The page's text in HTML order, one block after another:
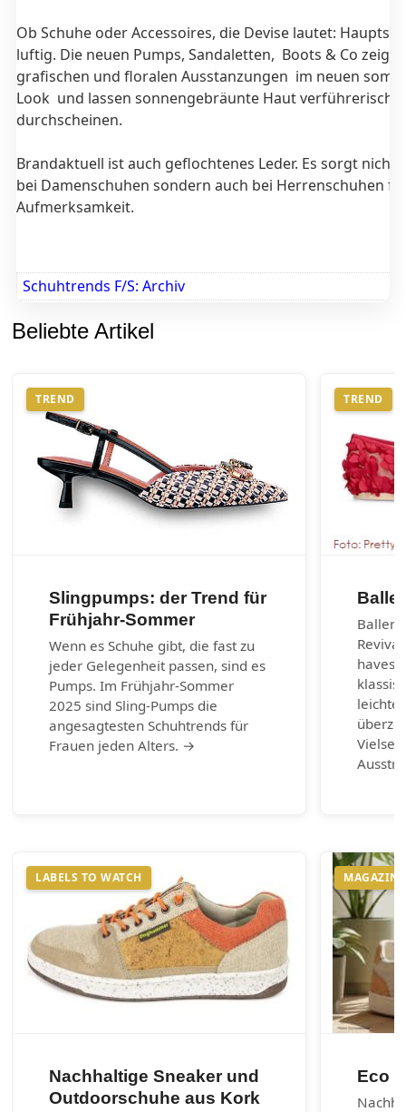
Ob Schuhe oder Accessoires, die Devise lautet:
luftig. Die neuen Pumps, Sandaletten, Boots & Co
grafischen und floralen Ausstanzungen im neuen
Look und lassen sonnengebräunte Haut verführerisch
durchscheinen.
Brandaktuell ist auch geflochtenes Leder. Es sorgt nicht
bei Damenschuhen sondern auch bei Herrenschuhen
Aufmerksamkeit.
Schuhtrends F/S: Archiv
Beliebte Artikel
TREND
Slingpumps: der Trend für
Frühjahr-Sommer
Wenn es Schuhe gibt, die fast zu
jeder Gelegenheit passen, sind es
Pumps. Im Frühjahr-Sommer
2025 sind Sling-Pumps die
angesagtesten Schuhtrends für
Frauen jeden Alters. →
TREND
haves
LABELS TO WATCH
Nachhaltige Sneaker und
Outdoorschuhe aus Kork
MAGAZIN
Eco